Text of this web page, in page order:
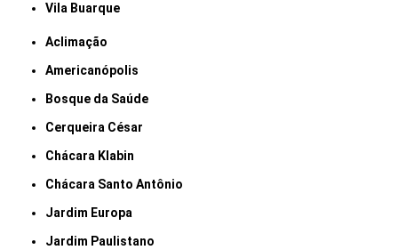
Vila Buarque
Aclimação
Americanópolis
Bosque da Saúde
Cerqueira César
Chácara Klabin
Chácara Santo Antônio
Jardim Europa
Jardim Paulistano